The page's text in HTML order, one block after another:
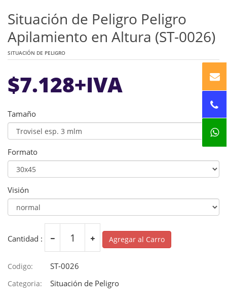
Situación de Peligro Peligro
Apilamiento en Altura (ST-0026)
SITUACIÓN DE PELIGRO
$7.128+IVA
Tamaño
Formato
Visión
Cantidad : Agregar al Carro
Codigo: ST-0026
Categoria: Situación de Peligro